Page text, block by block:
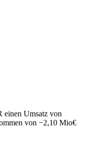
einen Umsatz von
von −2,10 Mio€